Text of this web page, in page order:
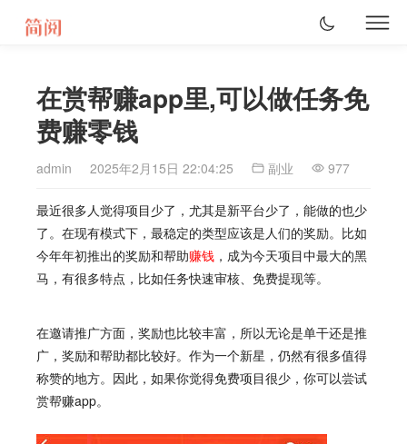
在赏帮赚app里,可以做任务免
费赚零钱
admin 2025年2月15日 22:04:25 副业 977
最近很多人觉得项目少了，尤其是新平台少了，能做的也少
了。在现有模式下，最稳定的类型应该是人们的奖励。比如
今年年初推出的奖励和帮助赚钱 ，成为今天项目中最大的黑
马，有很多特点，比如任务快速审核、免费提现等。
在邀请推广方面，奖励也比较丰富，所以无论是单干还是推
广，奖励和帮助都比较好。作为一个新星，仍然有很多值得
称赞的地方。因此，如果你觉得免费项目很少，你可以尝试
赏帮赚app。